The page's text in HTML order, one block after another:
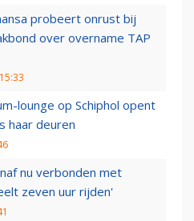
probeert onrust bij
over overname TAP
lounge op Schiphol opent
haar deuren
nu verbonden met
zeven uur rijden'